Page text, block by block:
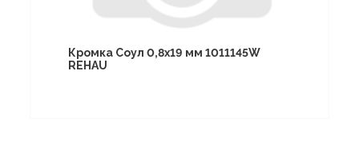
Кромка Соул 0,8х19 мм 1011145W
REHAU